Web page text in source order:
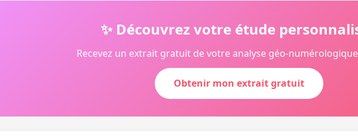
✨ Découvrez votre étude
Recevez un extrait gratuit de votre analyse géo-
Obtenir mon extrait gratuit